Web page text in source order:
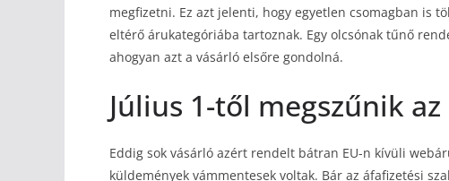
megfizetni. Ez azt jelenti, hogy egyetlen csomagban is
eltérő árukategóriába tartoznak. Egy olcsónak tűnő
ahogyan azt a vásárló elsőre gondolná.
Július 1-től megszűnik
Eddig sok vásárló azért rendelt bátran EU-n kívüli
küldemények vámmentesek voltak. Bár az áfafizetési